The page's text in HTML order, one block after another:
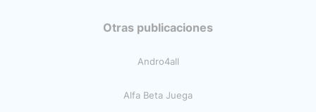
Otras publicaciones
Andro4all
Alfa Beta Juega